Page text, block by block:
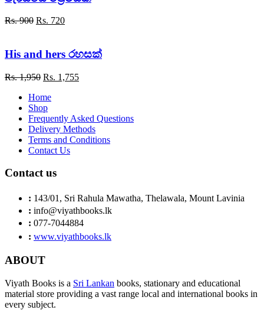
Rs.900 Original
Rs. 900.
Rs. 720Current
Rs. 720.
His and hers රහසක්
Rs.1,950 Original
was:
Rs. 1,950.
Rs. 1,755Current
Home
Shop
Frequently Asked Questions
Delivery Methods
Terms and Conditions
Contact Us
Contact us
: 143/01, Sri Rahula Mawatha, Thelawala, Mount Lavinia
: info@viyathbooks.lk
: 077-7044884
: www.viyathbooks.lk
ABOUT
Viyath Books is a Sri Lankan books, stationary and educational
material store providing a vast range local and international books in
every subject.